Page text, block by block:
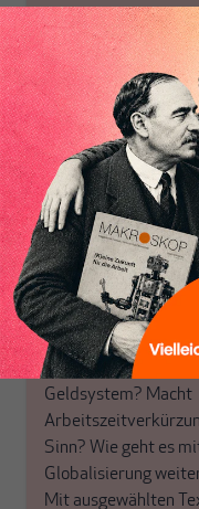
Inhaltsverzeichnis
Es
Für alle
Das MAKROSKOP
Spotlight ist unser
exklusiver
auf einen
den wir alle zwei
für unsere ABO+
neu ausrichten.
Warum versteht fast
niemand unser
Geldsystem? Macht
Sinn? Wie geht es
Globalisierung
Mit ausgewählten